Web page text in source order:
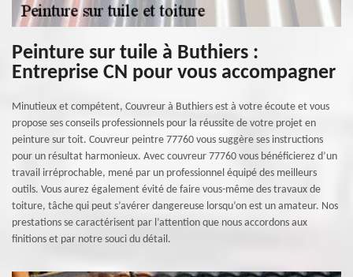
Peinture sur tuile à Buthiers :
Entreprise CN pour vous accompagner
Minutieux et compétent, Couvreur à Buthiers est à votre écoute et vous
propose ses conseils professionnels pour la réussite de votre projet en
peinture sur toit. Couvreur peintre 77760 vous suggère ses instructions
pour un résultat harmonieux. Avec couvreur 77760 vous bénéficierez d’un
travail irréprochable, mené par un professionnel équipé des meilleurs
outils. Vous aurez également évité de faire vous-même des travaux de
toiture, tâche qui peut s’avérer dangereuse lorsqu’on est un amateur. Nos
prestations se caractérisent par l’attention que nous accordons aux
finitions et par notre souci du détail.